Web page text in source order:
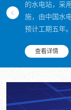
的水电站，采
施，由中国水
预计工期五年。
查看详情